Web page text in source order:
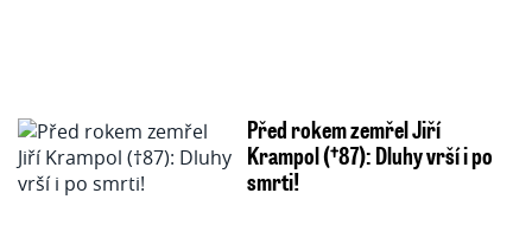
Před rokem zemřel Jiří
Krampol (†87): Dluhy vrší i po
smrti!